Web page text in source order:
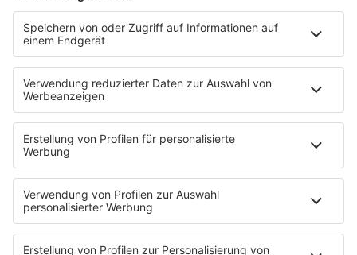
Podcast
Pop Crimes
The Story / Loveparade
90er Kids mit Oli.P
YouTube
90s90s DE:CODED
Musik
News